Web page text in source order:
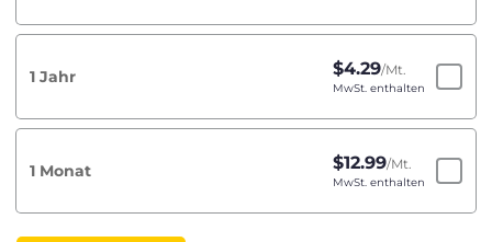
1 Jahr $4.29/Mt.
MwSt. enthalten
1 Monat $12.99/Mt.
MwSt. enthalten